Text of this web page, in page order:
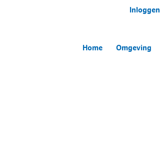
Inloggen
Home Omgeving